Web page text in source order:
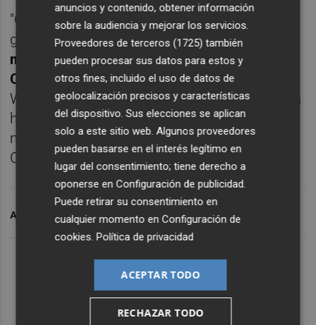
"Queremos aprovechar el potencial de la
gastronomía valenciana,siguiendo el
modelo de la reconocida Basque Culinary
Center, en el País Vasco", ha añadido
Woodward, para quien este proyecto es "una
herramienta necesaria para contribuir a la
mejora del modelo productivo de la
Comunitat Valenciana".
ARCHIVADO EN CIUDADANOS UP
anuncios y contenido, obtener información
sobre la audiencia y mejorar los servicios.
Proveedores de terceros (1725) también
pueden procesar sus datos para estos y
otros fines, incluido el uso de datos de
geolocalización precisos y características
del dispositivo. Sus elecciones se aplican
solo a este sitio web. Algunos proveedores
pueden basarse en el interés legítimo en
lugar del consentimiento; tiene derecho a
oponerse enConfiguración de publicidad
Puede retirar su consentimiento en
cualquier momento enConfiguración de
cookies .Política de privacidad
ACEPTAR TODO
RECHAZAR TODO